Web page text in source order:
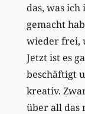
das, was
gemacht
wieder frei,
Jetzt ist es
beschäftigt
kreativ.
über all das